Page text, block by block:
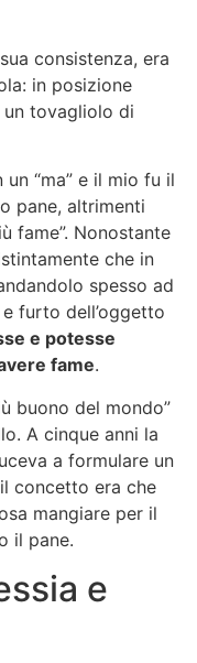
consistenza, era
in posizione
tovagliolo di
“ma” e il mio fu il
pane, altrimenti
fame”. Nonostante
che in
spesso ad
furto dell’oggetto
e potesse
fame.
buono del mondo”
A cinque anni la
a formulare un
concetto era che
mangiare per il
il pane.
e